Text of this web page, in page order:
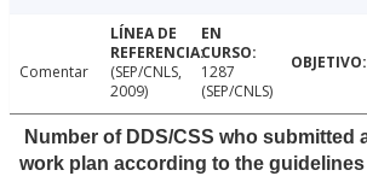
Comentar
(SEP/CNLS,
2009)
1287
(SEP/CNLS)
Number of DDS/CSS who submitted
work plan according to the